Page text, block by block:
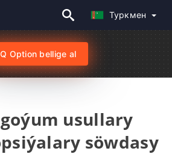
Туркмен
Option bellige al
usullary
söwdasy